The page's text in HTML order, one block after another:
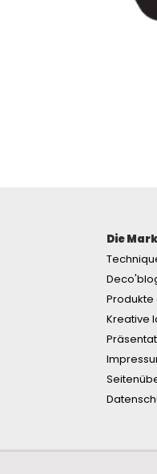
Die
Produkte
Kreative